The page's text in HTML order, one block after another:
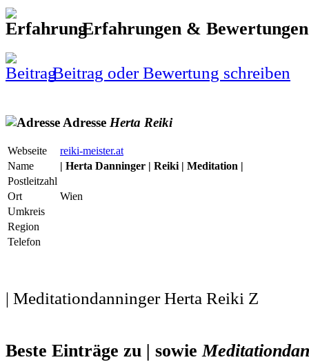
Erfahrungen &
Beitrag oder Bewertung schreiben
Adresse Herta Reiki
Webseite
reiki-meister.at
Name
| Herta Danninger | Reiki | Meditation |
Postleitzahl
Ort
Wien
Umkreis
Region
Telefon
| Meditationdanninger Herta Reiki Z
Beste Einträge zu | sowie